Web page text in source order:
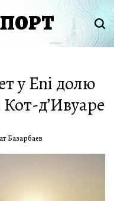
у Eni долю
д’Ивуаре
Базарбаев